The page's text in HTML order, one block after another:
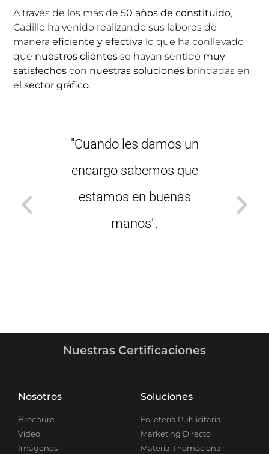
A través de los más de50 años de constituido,
Cadillo ha venido realizando sus labores de
maneraeficiente y efectiva lo que ha conllevado
que nuestros clientes se hayan sentido muy
satisfechos con nuestras soluciones brindadas en
elsector gráfico.
"Cuando les damos un
encargo sabemos que
estamos en buenas
manos".
Nuestras Certificaciones
Nosotros
Brochure
Video
Imágenes
Soluciones
Folletería Publicitaria
Marketing Directo
Material Promocional